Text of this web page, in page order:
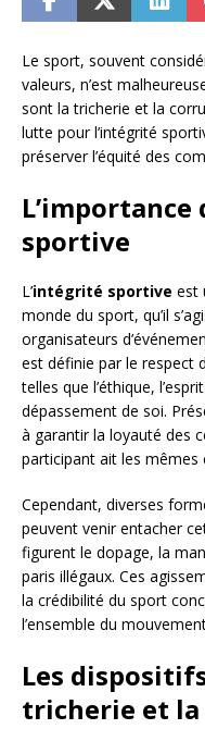
Le sport, souvent
valeurs, n’est
sont la tricherie et la
lutte pour l’intégrité
préserver l’équité des
sportive
L’intégrité sportive est
monde du sport, qu’il
organisateurs
est définie par le respect
telles que l’éthique,
dépassement de soi.
à garantir la loyauté des
participant ait les mêmes
Cependant, diverses
peuvent venir entacher
figurent le dopage, la
paris illégaux. Ces
la crédibilité du sport
l’ensemble du
Les
tricherie et